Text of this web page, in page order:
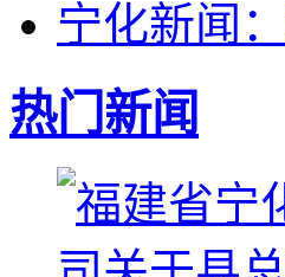
宁化新闻
热门新闻